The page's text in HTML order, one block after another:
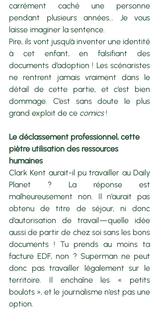
carrément caché une personne
pendant plusieurs années… Je vous
laisse imaginer la sentence.
Pire, ils vont jusqu’à inventer une identité
à cet enfant, en falsifiant des
documents d’adoption ! Les scénaristes
ne rentrent jamais vraiment dans le
détail de cette partie, et c’est bien
dommage. C’est sans doute le plus
grand exploit de ce comics !
Le déclassement professionnel, cette
piètre utilisation des ressources
humaines
Clark Kent aurait-il pu travailler au Daily
Planet ? La réponse est
malheureusement non. Il n’aurait pas
obtenu de titre de séjour, ni donc
d’autorisation de travail — quelle idée
aussi de partir de chez soi sans les bons
documents ! Tu prends au moins ta
facture EDF, non ? Superman ne peut
donc pas travailler légalement sur le
territoire. Il enchaîne les « petits
boulots », et le journalisme n’est pas une
option.